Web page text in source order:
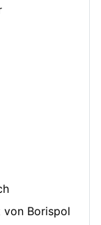
von Borispol